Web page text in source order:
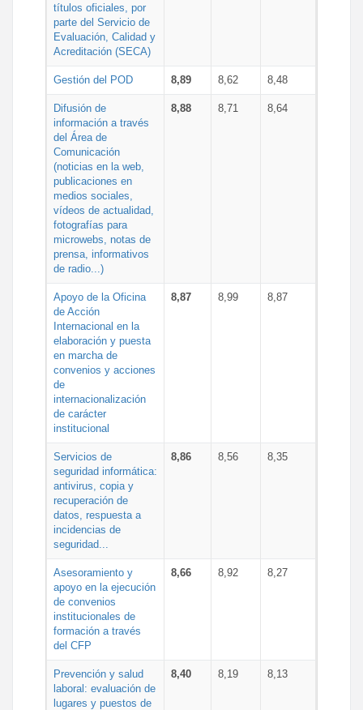
títulos oficiales, por
parte del Servicio de
Evaluación, Calidad y
Acreditación (SECA)
Gestión del POD 8,89 8,62 8,48
Difusión de
información a través
del Área de
Comunicación
(noticias en la web,
publicaciones en
medios sociales,
vídeos de actualidad,
fotografías para
microwebs, notas de
prensa, informativos
de radio...)
8,88 8,71 8,64
Apoyo de la Oficina
de Acción
Internacional en la
elaboración y puesta
en marcha de
convenios y acciones
de
internacionalización
de carácter
institucional
8,87 8,99 8,87
Servicios de
seguridad informática:
antivirus, copia y
recuperación de
datos, respuesta a
incidencias de
seguridad...
8,86 8,56 8,35
Asesoramiento y
apoyo en la ejecución
de convenios
institucionales de
formación a través
del CFP
8,66 8,92 8,27
Prevención y salud
laboral: evaluación de
lugares y puestos de
8,40 8,19 8,13